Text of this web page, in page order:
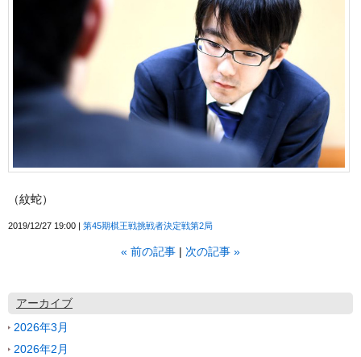
（紋蛇）
2019/12/27 19:00 第45期棋王戦挑戦者決定戦第2局
« 前の記事 次の記事 »
アーカイブ
2026年3月
2026年2月